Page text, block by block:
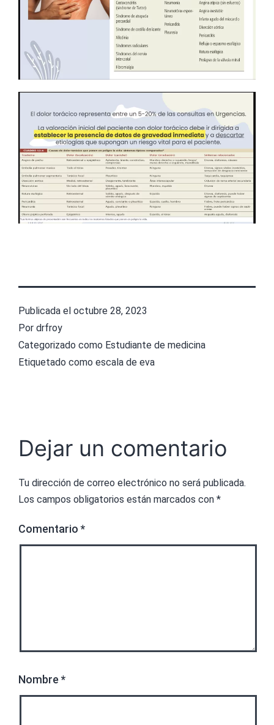
Publicada el octubre 28, 2023
Por drfroy
Categorizado como Estudiante de medicina
Etiquetado como escala de eva
Dejar un comentario
Tu dirección de correo electrónico no será publicada.
Los campos obligatorios están marcados con *
Comentario *
Nombre *